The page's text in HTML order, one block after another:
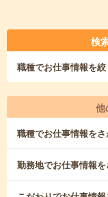
検
職種でお仕事情報を
他
職種でお仕事情報を
勤務地でお仕事情報